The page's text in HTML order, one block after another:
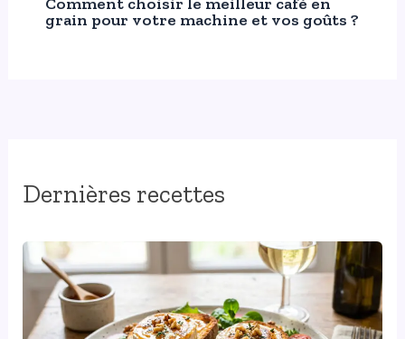
grain pour votre machine et vos goûts ?
Dernières recettes